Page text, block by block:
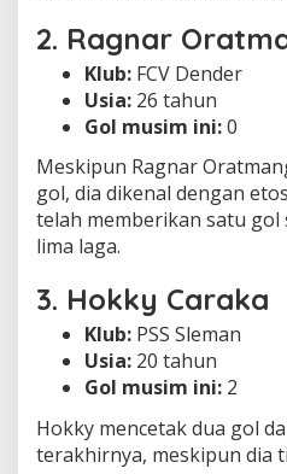
2. Ragnar
Klub: FCV Dender
Usia: 26 tahun
Gol musim ini:0
Meskipun Ragnar
gol, dia dikenal dengan
telah memberikan satu gol
lima laga.
3. Hokky Caraka
Klub: PSS Sleman
Usia: 20 tahun
Gol musim ini: 2
Hokky mencetak dua gol
terakhirnya, meskipun dia